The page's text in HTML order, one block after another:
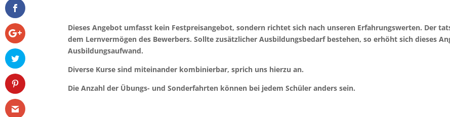
Dieses Angebot umfasst kein Festpreisangebot, sondern richtet sich nach unseren Erfahrungswerten. Der
dem Lernvermögen des Bewerbers.Sollte zusätzlicher Ausbildungsbedarf bestehen, so erhöht sich dieses
Ausbildungsaufwand.
Diverse Kurse sind miteinander kombinierbar, sprich uns hierzu an.
Die Anzahl der Übungs- und Sonderfahrten können bei jedem Schüler anders sein.